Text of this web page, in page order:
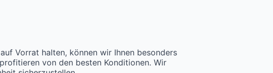
Vorrat halten, können wir Ihnen besonders
von den besten Konditionen. Wir